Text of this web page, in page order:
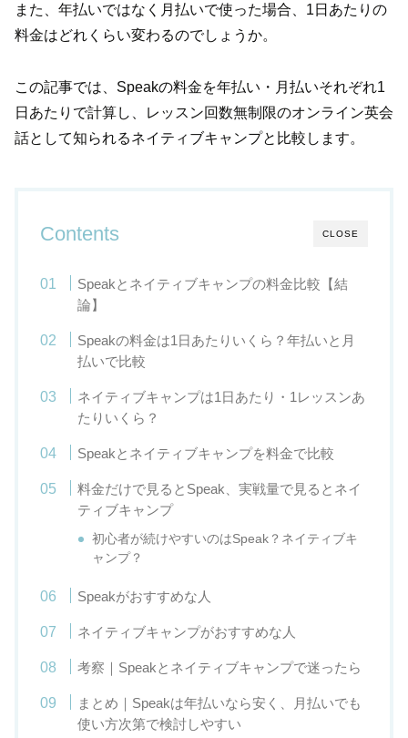
また、年払いではなく月払いで使った場合、1日あたりの
料金はどれくらい変わるのでしょうか。
この記事では、Speakの料金を年払い・月払いそれぞれ1
日あたりで計算し、レッスン回数無制限のオンライン英会
話として知られるネイティブキャンプと比較します。
CLOSE
Contents
Speakとネイティブキャンプの料金比較【結
論】
Speakの料金は1日あたりいくら？年払いと月
払いで比較
ネイティブキャンプは1日あたり・1レッスンあ
たりいくら？
Speakとネイティブキャンプを料金で比較
料金だけで見るとSpeak、実戦量で見るとネイ
ティブキャンプ
初心者が続けやすいのはSpeak？ネイティブキ
ャンプ？
Speakがおすすめな人
ネイティブキャンプがおすすめな人
考察｜Speakとネイティブキャンプで迷ったら
まとめ｜Speakは年払いなら安く、月払いでも
使い方次第で検討しやすい